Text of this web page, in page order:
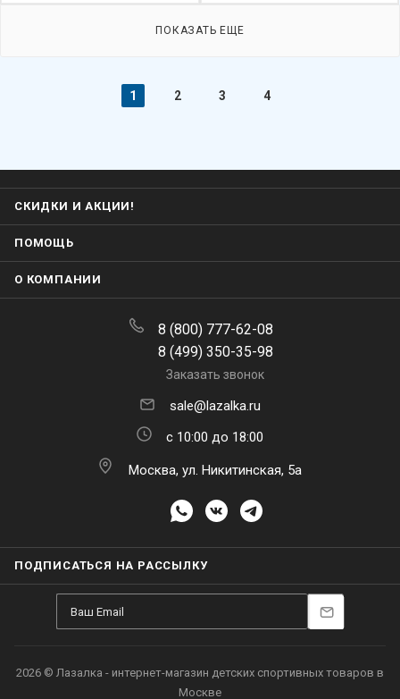
ПОКАЗАТЬ ЕЩЕ
1 2 3 4
СКИДКИ И АКЦИИ!
ПОМОЩЬ
О КОМПАНИИ
8 (800) 777-62-08
8 (499) 350-35-98
Заказать звонок
sale@lazalka.ru
с 10:00 до 18:00
Москва, ул. Никитинская, 5а
ПОДПИСАТЬСЯ НА РАССЫЛКУ
2026 © Лазалка - интернет-магазин детских спортивных товаров в
Москве